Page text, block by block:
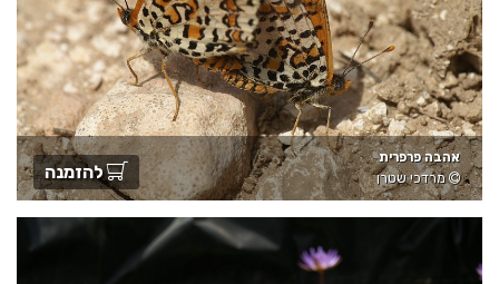
אהבה פרפרית
מרדכי שטרן
להזמנה